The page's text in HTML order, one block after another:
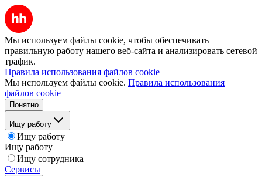
Мы используем файлы cookie, чтобы обеспечивать
правильную работу нашего веб-сайта и анализировать сетевой
трафик.
Правила использования файлов cookie
Мы используем файлы cookie. Правила использования
файлов cookie
Понятно
Ищу работу
Ищу работу
Ищу работу
Ищу сотрудника
Сервисы